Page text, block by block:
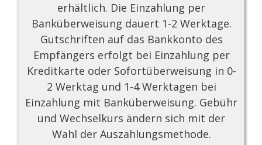
erhältlich. Die Einzahlung per
Banküberweisung dauert 1-2 Werktage.
Gutschriften auf das Bankkonto des
Empfängers erfolgt bei Einzahlung per
Kreditkarte oder Sofortüberweisung in 0-
2 Werktag und 1-4 Werktagen bei
Einzahlung mit Banküberweisung. Gebühr
und Wechselkurs ändern sich mit der
Wahl der Auszahlungsmethode.